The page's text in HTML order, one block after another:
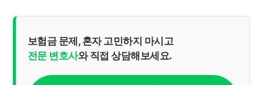
보험금 문제, 혼자 고민하지 마시고
전문 변호사와 직접 상담해보세요.